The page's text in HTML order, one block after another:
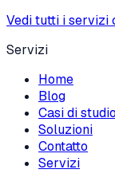
Vedi tutti i servizi
Servizi
Home
Blog
Casi di studio
Soluzioni
Contatto
Servizi